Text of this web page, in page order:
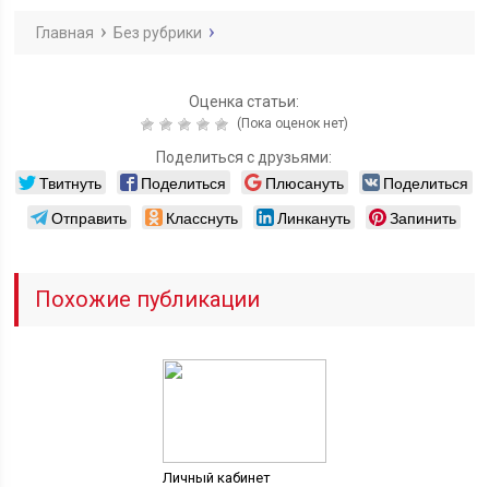
Главная Без рубрики
Оценка статьи:
(Пока оценок нет)
Поделиться с друзьями:
Твитнуть Поделиться Плюсануть
Поделиться
Отправить
Класснуть Линкануть Запинить
Похожие публикации
Личный кабинет